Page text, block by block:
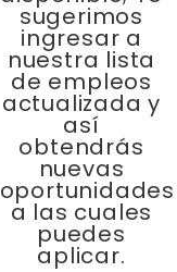
sugerimos
ingresar a
nuestra lista
de empleos
actualizada y
así
obtendrás
nuevas
oportunidades
a las cuales
puedes
aplicar.